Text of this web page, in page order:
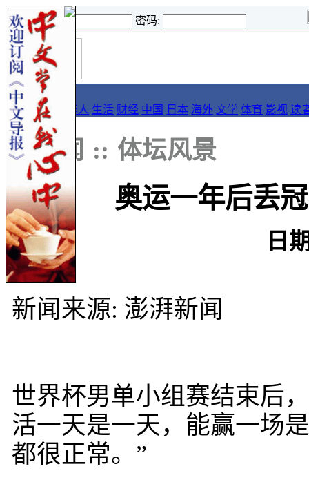
登录名: 密码:
首
页
导报
要闻 论坛 华人 生活 财经 中国 日本 海外 文学 体育 影视 读
:: 新闻 :: 体坛风景
奥运一年后丢
日
新闻来源: 澎湃新闻
世界杯男单小组赛结束后
活一天是一天，能赢一场
都很正常。”